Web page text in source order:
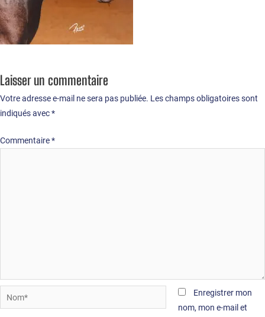
Laisser un commentaire
Votre adresse e-mail ne sera pas publiée. Les champs obligatoires sont
indiqués avec*
Commentaire*
Nom*
Enregistrer mon
nom, mon e-mail et